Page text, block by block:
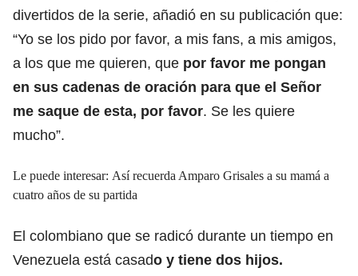
divertidos de la serie, añadió en su publicación que:
“Yo se los pido por favor, a mis fans, a mis amigos,
a los que me quieren, que por favor me pongan
en sus cadenas de oración para que el Señor
me saque de esta, por favor. Se les quiere
mucho”.
Le puede interesar: Así recuerda Amparo Grisales a su mamá a
cuatro años de su partida
El colombiano que se radicó durante un tiempo en
Venezuela está casado y tiene dos hijos.